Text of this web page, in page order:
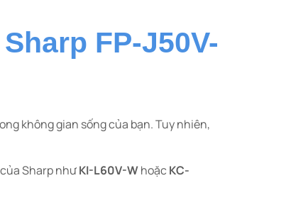
FP-J50V-
không gian sống của bạn. Tuy nhiên,
Sharp nhưKI-L60V-Whoặc KC-